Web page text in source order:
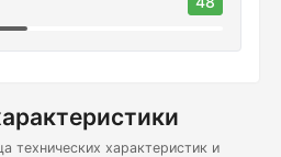
технических характеристик и